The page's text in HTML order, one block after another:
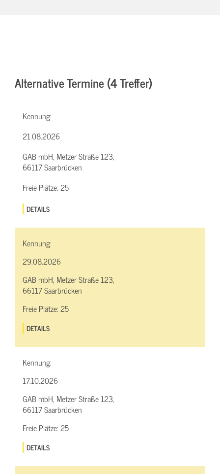
Alternative Termine (4 Treffer)
Kennung:
21.08.2026
GAB mbH, Metzer Straße 123,
66117 Saarbrücken
Freie Plätze:25
DETAILS
Kennung:
29.08.2026
GAB mbH, Metzer Straße 123,
66117 Saarbrücken
Freie Plätze:25
DETAILS
Kennung:
17.10.2026
GAB mbH, Metzer Straße 123,
66117 Saarbrücken
Freie Plätze:25
DETAILS